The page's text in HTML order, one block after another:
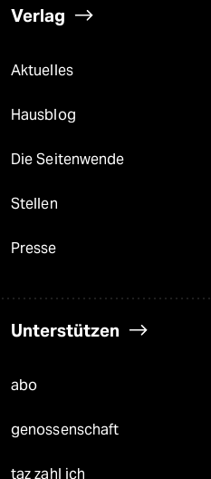
Verlag
Aktuelles
Hausblog
Die Seitenwende
Stellen
Presse
Unterstützen
abo
genossenschaft
taz zahl ich